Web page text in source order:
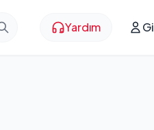
Yardım